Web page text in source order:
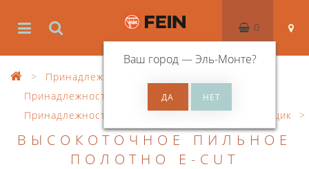
Ваш город —Эль-Монте?
0
Принадлежности
Принадлежности к осцил. инструменту
Принадлежности SuperCut
Столяр / стекольщик
ВЫСОКОТОЧНОЕ ПИЛЬНОЕ
ПОЛОТНО E-CUT